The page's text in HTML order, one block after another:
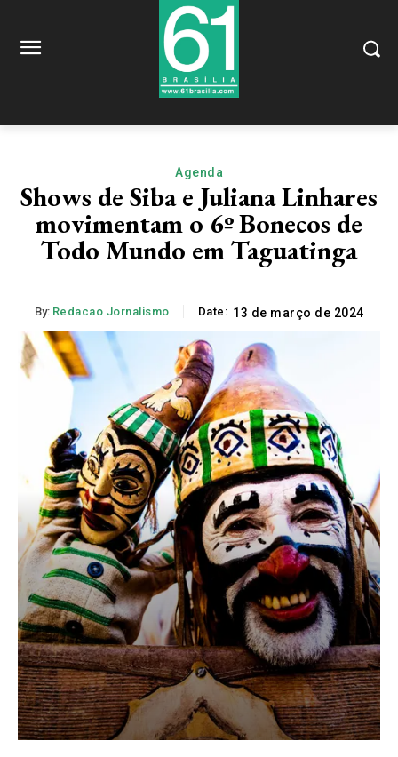
Agenda
Shows de Siba e Juliana Linhares
movimentam o 6º Bonecos de
Todo Mundo em Taguatinga
By: Redacao Jornalismo Date: 13 de março de 2024